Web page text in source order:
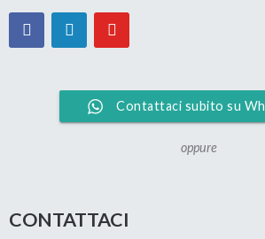
Contattaci subito su
oppure
CONTATTACI